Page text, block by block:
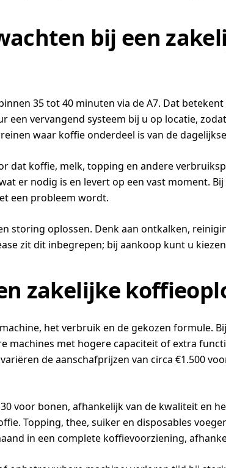
bij een
35 tot 40 minuten via de A7. Dat
een vervangend systeem bij u op locatie,
waar koffie onderdeel is van de
dat koffie, melk, topping en andere
er nodig is en levert op een vast moment.
een probleem wordt.
storing oplossen. Denk aan ontkalken,
zit dit inbegrepen; bij aankoop kunt u
zakelijke
het verbruik en de gekozen formule.
machines met hogere capaciteit of extra
de aanschafprijzen van circa €1.500
voor bonen, afhankelijk van de kwaliteit en
Topping, thee, suiker en disposables
in een complete koffievoorziening,